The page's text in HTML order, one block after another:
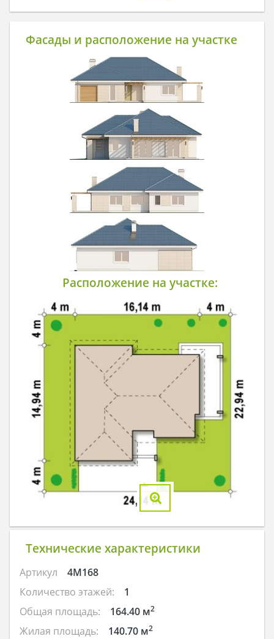
Фасады и расположение на участке
Расположение на участке:
Технические характеристики
Артикул
4M168
Количество этажей:
1
Общая площадь:
164.40 м2
Жилая площадь: 140.70 м2